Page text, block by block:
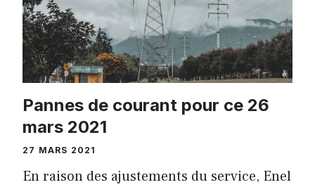
Pannes de courant pour ce 26
mars 2021
27 MARS 2021
En raison des ajustements du service, Enel